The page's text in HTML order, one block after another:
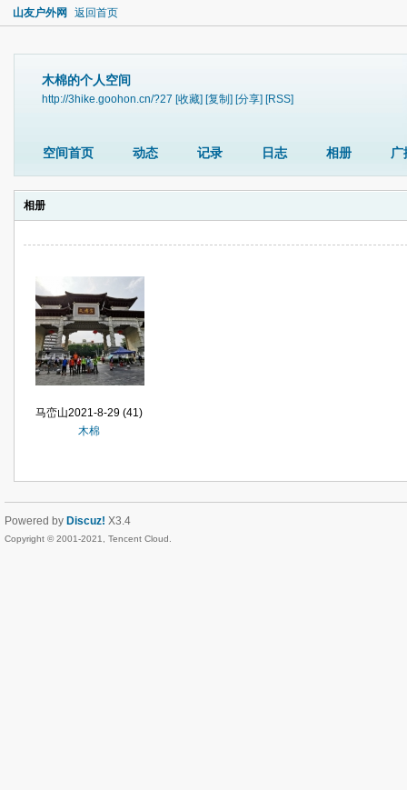
山友户外网 返回首页
木棉的个人空间
http://3hike.goohon.cn/?27 [收藏] [复制] [分享] [RSS]
空间首页 动态 记录 日志 相册 广
相册
马峦山2021-8-29(41)
木棉
Powered by Discuz! X3.4
Copyright © 2001-2021, Tencent Cloud.